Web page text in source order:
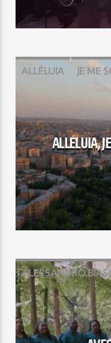
ALLÉLUIA JE ME
ALLÉLUIA,
ALESSANDRO BIASI
EGLISE JÉSUS EST
HAPPUC